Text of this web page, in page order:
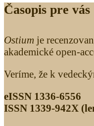
Časopis pre vás
Ostium je
akademické open-
Veríme, že k
eISSN 1336-6556
ISSN 1339­-942X